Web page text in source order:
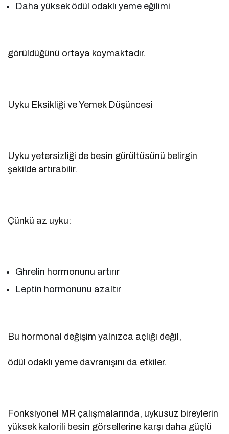
Daha yüksek ödül odaklı yeme eğilimi
görüldüğünü ortaya koymaktadır.
Uyku Eksikliği ve Yemek Düşüncesi
Uyku yetersizliği de besin gürültüsünü belirgin
şekilde artırabilir.
Çünkü az uyku:
Ghrelin hormonunu artırır
Leptin hormonunu azaltır
Bu hormonal değişim yalnızca açlığı değil,
ödül odaklı yeme davranışını da etkiler.
Fonksiyonel MR çalışmalarında, uykusuz bireylerin
yüksek kalorili besin görsellerine karşı daha güçlü